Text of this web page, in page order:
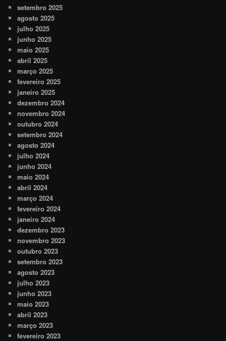
setembro 2025
agosto 2025
julho 2025
junho 2025
maio 2025
abril 2025
março 2025
fevereiro 2025
janeiro 2025
dezembro 2024
novembro 2024
outubro 2024
setembro 2024
agosto 2024
julho 2024
junho 2024
maio 2024
abril 2024
março 2024
fevereiro 2024
janeiro 2024
dezembro 2023
novembro 2023
outubro 2023
setembro 2023
agosto 2023
julho 2023
junho 2023
maio 2023
abril 2023
março 2023
fevereiro 2023